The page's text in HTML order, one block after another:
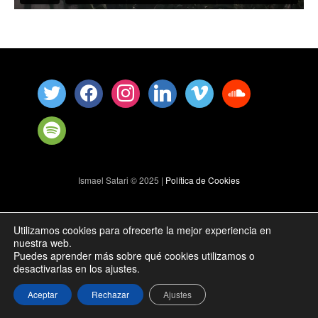
Ismael Satari © 2025 | Política de Cookies
Utilizamos cookies para ofrecerte la mejor experiencia en
nuestra web.
Puedes aprender más sobre qué cookies utilizamos o
desactivarlas en los ajustes.
Aceptar Rechazar Ajustes